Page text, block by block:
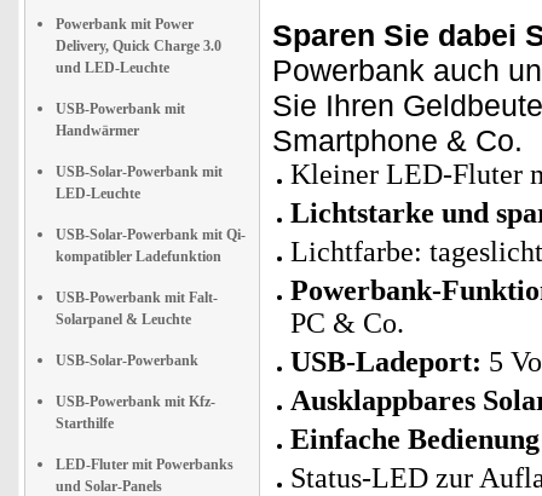
Powerbank mit Power
Delivery, Quick Charge 3.0
und LED-Leuchte
USB-Powerbank mit
Handwärmer
USB-Solar-Powerbank mit
LED-Leuchte
USB-Solar-Powerbank mit Qi-
kompatibler Ladefunktion
USB-Powerbank mit Falt-
Solarpanel & Leuchte
USB-Solar-Powerbank
USB-Powerbank mit Kfz-
Starthilfe
LED-Fluter mit Powerbanks
und Solar-Panels
Sparen Sie dabei
Powerbank auch
Sie Ihren
Smartphone & Co.
Kleiner LED-Fluter
Lichtstarke und
Lichtfarbe:
Powerbank-
PC & Co.
USB-Ladeport: 5
Ausklappbares
Einfache
Status-LED zur